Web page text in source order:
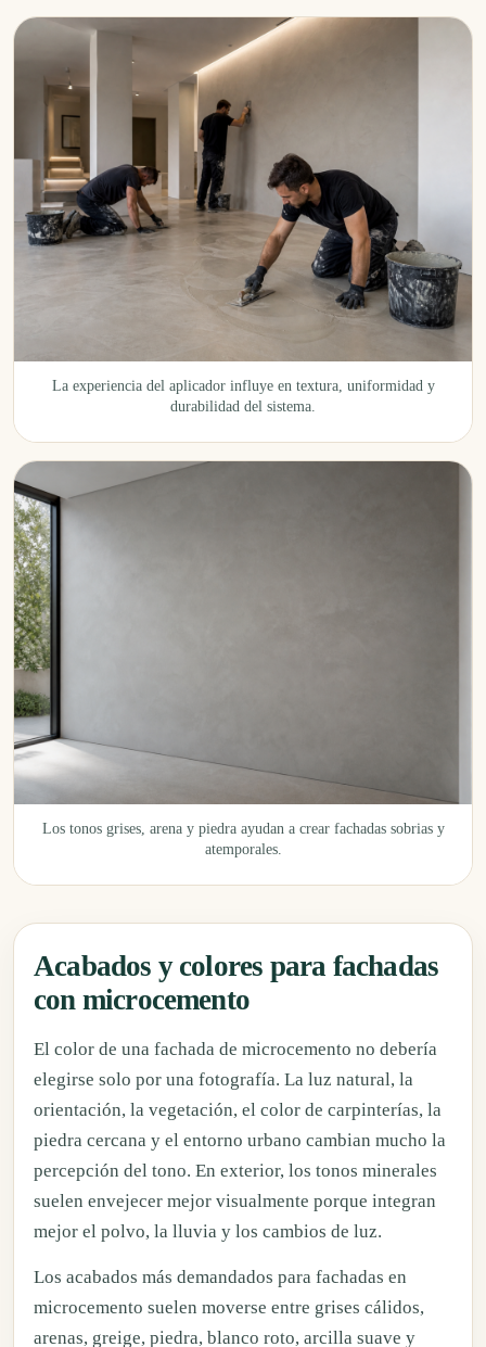
La experiencia del aplicador influye en textura, uniformidad y
durabilidad del sistema.
Los tonos grises, arena y piedra ayudan a crear fachadas sobrias y
atemporales.
Acabados y colores para fachadas
con microcemento
El color de una fachada de microcemento no debería
elegirse solo por una fotografía. La luz natural, la
orientación, la vegetación, el color de carpinterías, la
piedra cercana y el entorno urbano cambian mucho la
percepción del tono. En exterior, los tonos minerales
suelen envejecer mejor visualmente porque integran
mejor el polvo, la lluvia y los cambios de luz.
Los acabados más demandados para fachadas en
microcemento suelen moverse entre grises cálidos,
arenas, greige, piedra, blanco roto, arcilla suave y